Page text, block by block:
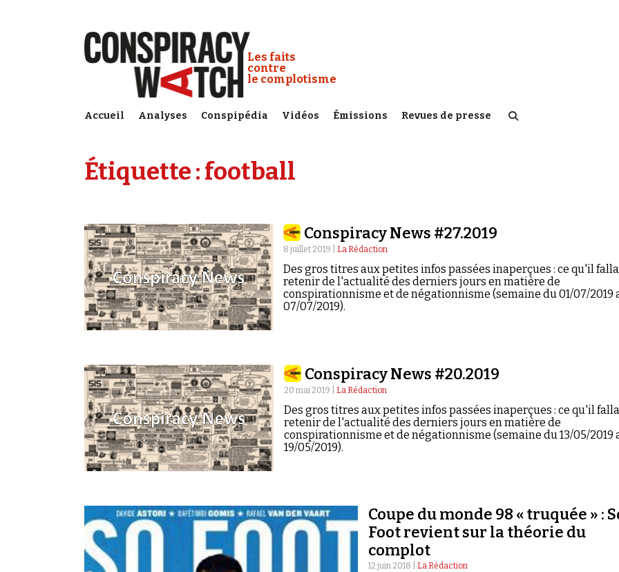
Conspiracy Watch :
Les faits
contre
le complotisme
Accueil Analyses Conspipédia Vidéos Émissions Revues de presse
Étiquette :football
Conspiracy News #27.2019
8 juillet 2019 | La Rédaction
Des gros titres aux petites infos passées inaperçues : ce qu'il
retenir de l'actualité des derniers jours en matière de
conspirationnisme et de négationnisme (semaine du 01/07/2019
07/07/2019).
Conspiracy News #20.2019
20 mai 2019 | La Rédaction
Des gros titres aux petites infos passées inaperçues : ce qu'il
retenir de l'actualité des derniers jours en matière de
conspirationnisme et de négationnisme (semaine du 13/05/2019
19/05/2019).
Coupe du monde 98 « truquée » :
Foot revient sur la théorie du
complot
12 juin 2018 | La Rédaction